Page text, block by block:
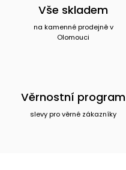
Vše skladem
na kamenné prodejně v
Olomouci
Věrnostní program
slevy pro věrné zákazníky